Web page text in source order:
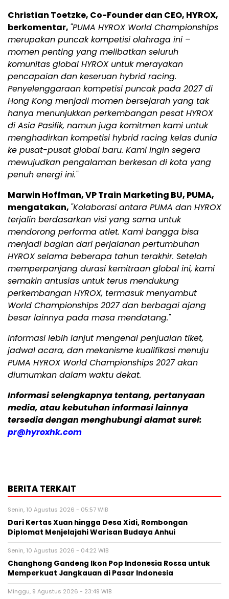
Christian Toetzke, Co-Founder dan CEO, HYROX,
berkomentar, "PUMA HYROX World Championships
merupakan puncak kompetisi olahraga ini –
momen penting yang melibatkan seluruh
komunitas global HYROX untuk merayakan
pencapaian dan keseruan hybrid racing.
Penyelenggaraan kompetisi puncak pada 2027 di
Hong Kong menjadi momen bersejarah yang tak
hanya menunjukkan perkembangan pesat HYROX
di Asia Pasifik, namun juga komitmen kami untuk
menghadirkan kompetisi hybrid racing kelas dunia
ke pusat-pusat global baru. Kami ingin segera
mewujudkan pengalaman berkesan di kota yang
penuh energi ini."
Marwin Hoffman, VP Train Marketing BU, PUMA,
mengatakan, "Kolaborasi antara PUMA dan HYROX
terjalin berdasarkan visi yang sama untuk
mendorong performa atlet. Kami bangga bisa
menjadi bagian dari perjalanan pertumbuhan
HYROX selama beberapa tahun terakhir. Setelah
memperpanjang durasi kemitraan global ini, kami
semakin antusias untuk terus mendukung
perkembangan HYROX, termasuk menyambut
World Championships 2027 dan berbagai ajang
besar lainnya pada masa mendatang."
Informasi lebih lanjut mengenai penjualan tiket,
jadwal acara, dan mekanisme kualifikasi menuju
PUMA HYROX World Championships 2027 akan
diumumkan dalam waktu dekat.
Informasi selengkapnya tentang, pertanyaan
media, atau kebutuhan informasi lainnya
tersedia dengan menghubungi alamat surel:
pr@hyroxhk.com
BERITA TERKAIT
Senin, 10 Agustus 2026 - 05:57 WIB
Dari Kertas Xuan hingga Desa Xidi, Rombongan
Diplomat Menjelajahi Warisan Budaya Anhui
Senin, 10 Agustus 2026 - 04:22 WIB
Changhong Gandeng Ikon Pop Indonesia Rossa untuk
Memperkuat Jangkauan di Pasar Indonesia
Minggu, 9 Agustus 2026 - 23:49 WIB